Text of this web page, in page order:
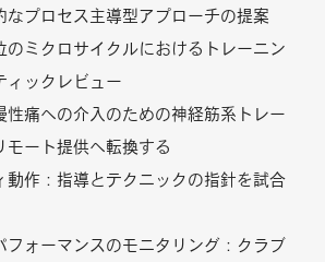
なプロセス主導型アプローチの提案
のミクロサイクルにおけるトレーニン
ィックレビュー
性痛への介入のための神経筋系トレー
モート提供へ転換する
動作：指導とテクニックの指針を試合
フォーマンスのモニタリング：クラブ